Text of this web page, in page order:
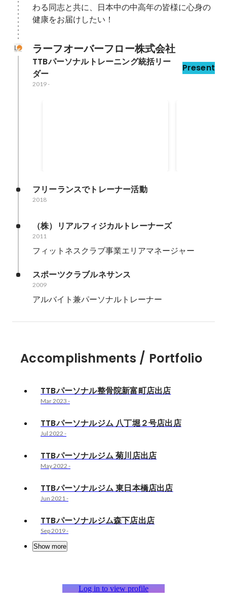
わる同志と共に、日本中の中高年の皆様に心身の
健康をお届けしたい！
ラーフオーバーフロー株式会社
TTBパーソナルトレーニング統括リー
ダー
Present
2019-
フリーランスでトレーナー活動
2018
（株）リアルフィジカルトレーナーズ
2011
フィットネスクラブ事業エリアマネージャー
スポーツクラブルネサンス
2009
アルバイト兼パーソナルトレーナー
Accomplishments / Portfolio
TTBパーソナル整骨院新富町店出店
Mar 2023 -
TTBパーソナルジム 八丁堀２号店出店
Jul 2022 -
TTBパーソナルジム 菊川店出店
May 2022 -
TTBパーソナルジム 東日本橋店出店
Jun 2021-
TTBパーソナルジム森下店出店
Sep 2019-
Show more
Log in to view profile